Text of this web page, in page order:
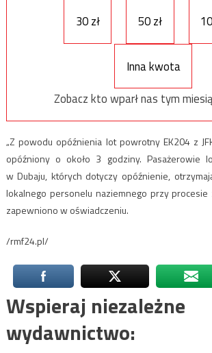
30 zł 50 zł
Inna kwota
Zobacz kto wparł nas tym
„Z powodu opóźnienia lot powrotny EK204 z
opóźniony o około 3 godziny. Pasażerowie
w Dubaju, których dotyczy opóźnienie,
lokalnego personelu naziemnego przy procesie
zapewniono w oświadczeniu.
/rmf24.pl/
Wspieraj niezależne
wydawnictwo: